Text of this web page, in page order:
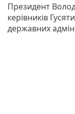
Президент
керівників
державних